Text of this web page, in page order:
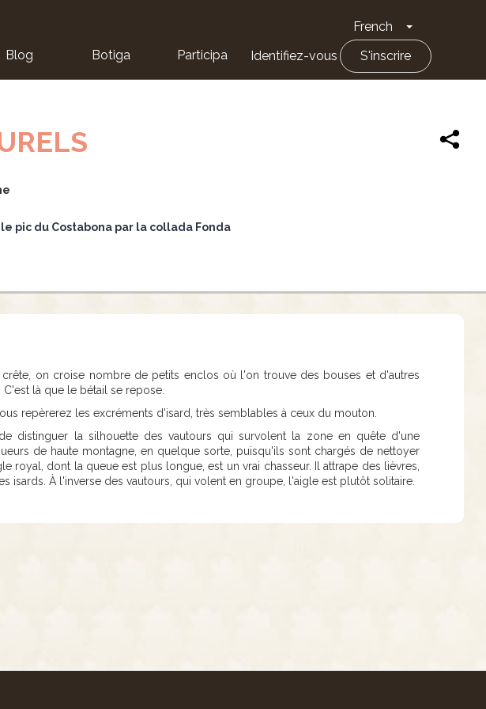
French Toggle
Blog Botiga Participa Identifiez-vous S'inscrire
pic du Costabona par la collada Fonda
on croise nombre de petits enclos où l'on trouve des bouses et d'autres
là que le bétail se repose.
repèrerez les excréments d'isard, très semblables à ceux du mouton.
distinguer la silhouette des vautours qui survolent la zone en quête d'une
de haute montagne, en quelque sorte, puisqu'ils sont chargés de nettoyer
royal, dont la queue est plus longue, est un vrai chasseur. Il attrape des lièvres,
isards. À l'inverse des vautours, qui volent en groupe, l'aigle est plutôt solitaire.